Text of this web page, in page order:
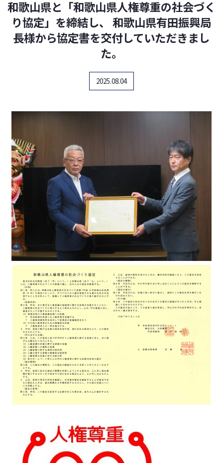
和歌山県と「和歌山県人権尊重の社会づく
り協定」を締結し、 和歌山県有田振興局
長様から協定書を交付していただきまし
た。
2025.08.04